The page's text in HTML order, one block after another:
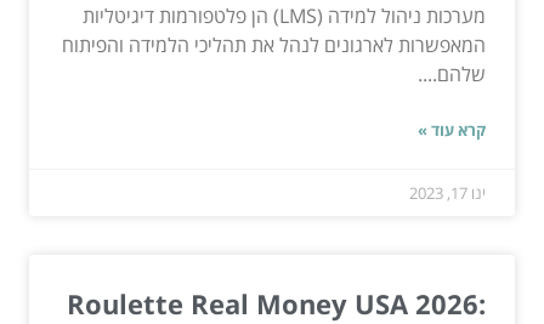
מערכות ניהול למידה (LMS) הן פלטפורמות דיגיטליות
המאפשרות לארגונים לנהל את תהליכי הלמידה והפיתוח
שלהם....
קרא עוד »
ינו 17, 2023
Roulette Real Money USA 2026: